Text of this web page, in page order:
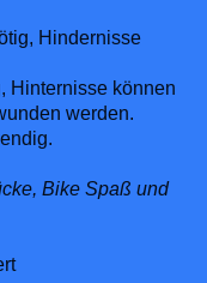
Hindernisse
Hinternisse können
werden.
Bike Spaß und